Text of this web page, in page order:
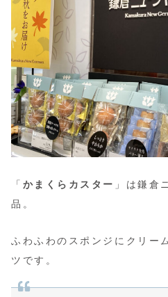
「 かまくらカスター 」は鎌倉
品。
ふわふわのスポンジにクリー
ツです。